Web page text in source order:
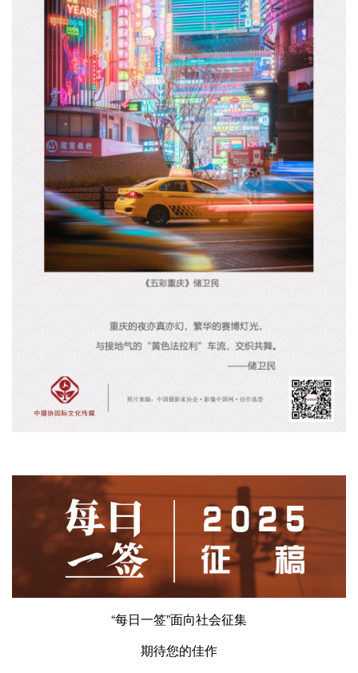
“每日一签”面向社会征集
期待您的佳作